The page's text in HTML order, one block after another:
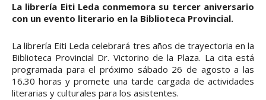
La librería Eiti Leda conmemora su tercer aniversario
con un evento literario en la Biblioteca Provincial.
La librería Eiti Leda celebrará tres años de trayectoria en la
Biblioteca Provincial Dr. Victorino de la Plaza. La cita está
programada para el próximo sábado 26 de agosto a las
16.30 horas y promete una tarde cargada de actividades
literarias y culturales para los asistentes.